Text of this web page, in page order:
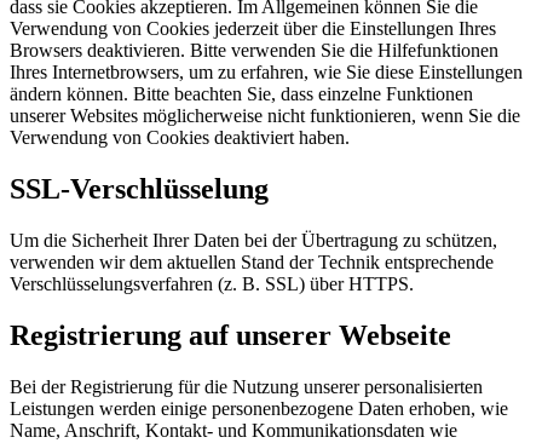
dass sie Cookies akzeptieren. Im Allgemeinen können Sie die
Verwendung von Cookies jederzeit über die Einstellungen Ihres
Browsers deaktivieren. Bitte verwenden Sie die Hilfefunktionen
Ihres Internetbrowsers, um zu erfahren, wie Sie diese Einstellungen
ändern können. Bitte beachten Sie, dass einzelne Funktionen
unserer Websites möglicherweise nicht funktionieren, wenn Sie die
Verwendung von Cookies deaktiviert haben.
SSL-Verschlüsselung
Um die Sicherheit Ihrer Daten bei der Übertragung zu schützen,
verwenden wir dem aktuellen Stand der Technik entsprechende
Verschlüsselungsverfahren (z. B. SSL) über HTTPS.
Registrierung auf unserer Webseite
Bei der Registrierung für die Nutzung unserer personalisierten
Leistungen werden einige personenbezogene Daten erhoben, wie
Name, Anschrift, Kontakt- und Kommunikationsdaten wie